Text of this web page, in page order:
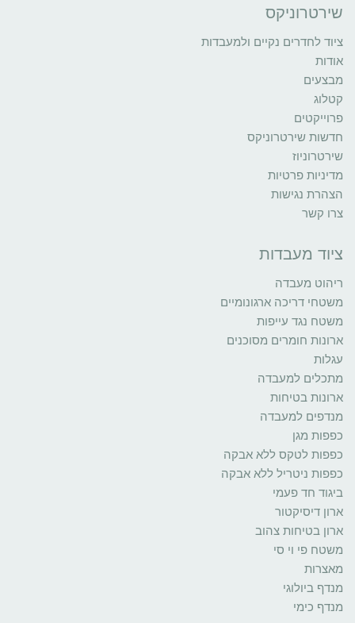
שירטרוניקס
ציוד לחדרים נקיים ולמעבדות
אודות
מבצעים
קטלוג
פרוייקטים
חדשות שירטרוניקס
שירטרוניוז
מדיניות פרטיות
הצהרת נגישות
צרו קשר
ציוד מעבדות
ריהוט מעבדה
משטחי דריכה ארגונומיים
משטח נגד עייפות
ארונות חומרים מסוכנים
עגלות
מתכלים למעבדה
ארונות בטיחות
מנדפים למעבדה
כפפות מגן
כפפות לטקס ללא אבקה
כפפות ניטריל ללא אבקה
ביגוד חד פעמי
ארון דיסיקטור
ארון בטיחות צהוב
משטח פי וי סי
מאצרות
מנדף ביולוגי
מנדף כימי